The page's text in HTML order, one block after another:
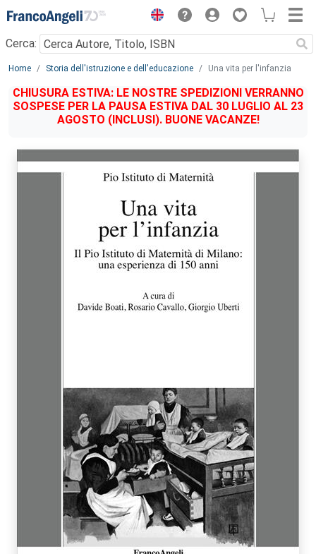
Menu
Cerca:
Main content
Home Storia dell'istruzione e dell'educazione Una vita per l'infanzia
CHIUSURA ESTIVA: LE NOSTRE SPEDIZIONI VERRANNO
SOSPESE PER LA PAUSA ESTIVA DAL 30 LUGLIO AL 23
AGOSTO (INCLUSI). BUONE VACANZE!